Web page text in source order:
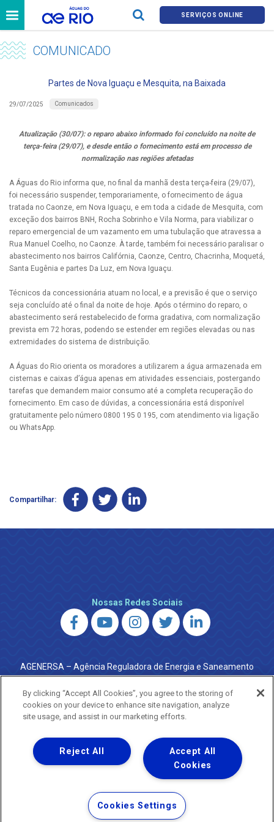
SERVIÇOS ONLINE
COMUNICADO
Partes de Nova Iguaçu e Mesquita, na Baixada
29/07/2025 Comunicados
Atualização (30/07): o reparo abaixo informado foi concluído na noite de
terça-feira (29/07), e desde então o fornecimento está em processo de
normalização nas regiões afetadas
A Águas do Rio informa que, no final da manhã desta terça-feira (29/07),
foi necessário suspender, temporariamente, o fornecimento de água
tratada no Caonze, em Nova Iguaçu, e em toda a cidade de Mesquita, com
exceção dos bairros BNH, Rocha Sobrinho e Vila Norma, para viabilizar o
reparo emergencial de um vazamento em uma tubulação que atravessa a
Rua Manuel Coelho, no Caonze. À tarde, também foi necessário paralisar o
abastecimento nos bairros Califórnia, Caonze, Centro, Chacrinha, Moquetá,
Santa Eugênia e partes Da Luz, em Nova Iguaçu.
Técnicos da concessionária atuam no local, e a previsão é que o serviço
seja concluído até o final da noite de hoje. Após o término do reparo, o
abastecimento será restabelecido de forma gradativa, com normalização
prevista em 72 horas, podendo se estender em regiões elevadas ou nas
extremidades do sistema de distribuição.
A Águas do Rio orienta os moradores a utilizarem a água armazenada em
cisternas e caixas d’água apenas em atividades essenciais, postergando
tarefas que demandem maior consumo até a completa recuperação do
fornecimento. Em caso de dúvidas, a concessionária está disponível
gratuitamente pelo número 0800 195 0 195, com atendimento via ligação
ou WhatsApp.
Compartilhar:
Nossas Redes Sociais
AGENERSA – Agência Reguladora de Energia e Saneamento
do Estado do Rio de Janeiro
0800 024 9040 · (21) 2332-6457 (WhatsApp) ·
ouvidoria@agenersa.rj.gov.br/ouvidoria.agenersa@gmail.com
·http://www.agenersa.rj.gov.br
Uma empresa
Copyright ® 2026 - Todos os Direitos Reservados.
Termos Gerais de Uso de Sites e Aplicativos
Política de Privacidade e Proteção de Dados
By clicking “Accept All Cookies”, you agree to the storing of
cookies on your device to enhance site navigation, analyze
site usage, and assist in our marketing efforts.
Accept All
Cookies
Reject All
Cookies Settings